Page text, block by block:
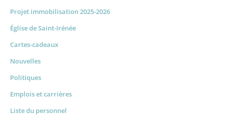
Projet immobilisation 2025-2026
Église de Saint-Irénée
Cartes-cadeaux
Nouvelles
Politiques
Emplois et carrières
Liste du personnel